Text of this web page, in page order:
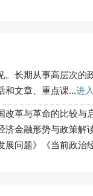
。长期从事高层次的
和文章、重点课...进
改革与革命的比较与
金融形势与政策解
问题》《当前政治